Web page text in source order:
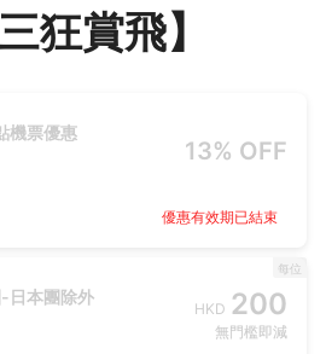
狂賞飛】
機票優惠
13% OFF
優惠有效期已結束
日本團除外
HKD 200
無門檻即減
每位